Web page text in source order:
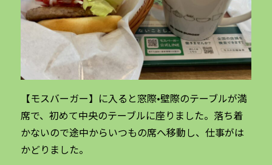
【モスバーガー】に入ると窓際•壁際のテーブルが満
席で、初めて中央のテーブルに座りました。落ち着
かないので途中からいつもの席へ移動し、仕事がは
かどりました。